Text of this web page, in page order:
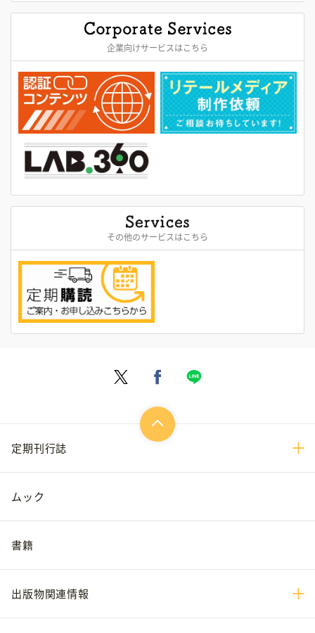
企業向けサービスはこちら
その他のサービスはこちら
定期刊行誌
ムック
書籍
出版物関連情報